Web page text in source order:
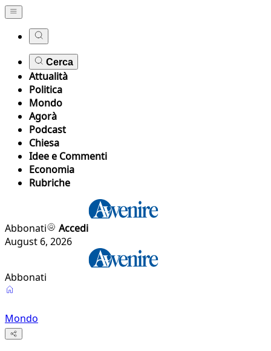
Cerca
Attualità
Politica
Mondo
Agorà
Podcast
Chiesa
Idee e Commenti
Economia
Rubriche
Abbonati
Accedi
August 6, 2026
Abbonati
Mondo